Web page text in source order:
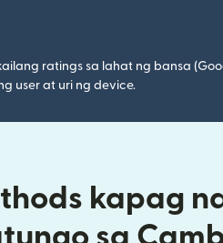
ratings sa lahat ng bansa
user at uri ng device.
kapag